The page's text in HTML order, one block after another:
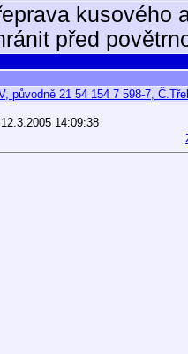
kusového
před
původně 21 54 154 7 598-7,
14:09:38